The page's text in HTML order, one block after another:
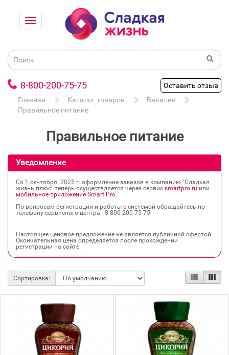
8-800-200-75-75
Оставить отзыв
Главная
Каталог товаров
Бакалея
Правильное питание
Правильное питание
Уведомление
Со 1 сентября 2025 г. оформление заказов в компанию "Сладкая
жизнь плюс" теперь осуществляется через сервис smartpro.ru или
мобильное приложение Smart Pro.
По вопросам регистрации и работы с системой обращайтесь по
телефону сервисного центра: 8 800 200‐75‐75
Настоящее ценовое предложение не является публичной офертой.
Окончательная цена определяется после прохождении
регистрации на сайте.
Сортировка: